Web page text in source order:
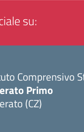
su:
Comprensivo
Primo
(CZ)